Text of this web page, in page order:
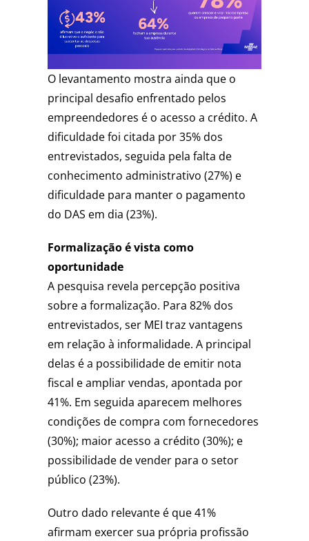
O levantamento mostra ainda que o
principal desafio enfrentado pelos
empreendedores é o acesso a crédito. A
dificuldade foi citada por 35% dos
entrevistados, seguida pela falta de
conhecimento administrativo (27%) e
dificuldade para manter o pagamento
do DAS em dia (23%).
Formalização é vista como
oportunidade
A pesquisa revela percepção positiva
sobre a formalização. Para 82% dos
entrevistados, ser MEI traz vantagens
em relação à informalidade. A principal
delas é a possibilidade de emitir nota
fiscal e ampliar vendas, apontada por
41%. Em seguida aparecem melhores
condições de compra com fornecedores
(30%); maior acesso a crédito (30%); e
possibilidade de vender para o setor
público (23%).
Outro dado relevante é que 41%
afirmam exercer sua própria profissão